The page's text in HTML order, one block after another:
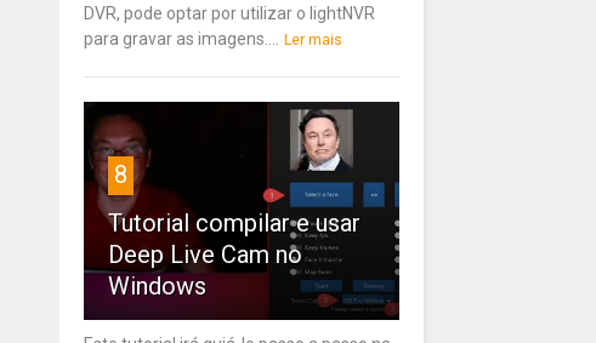
DVR, pode optar por utilizar o lightNVR
para gravar as imagens....
Ler mais
8
Tutorial compilar e usar
Deep Live Cam no
Windows